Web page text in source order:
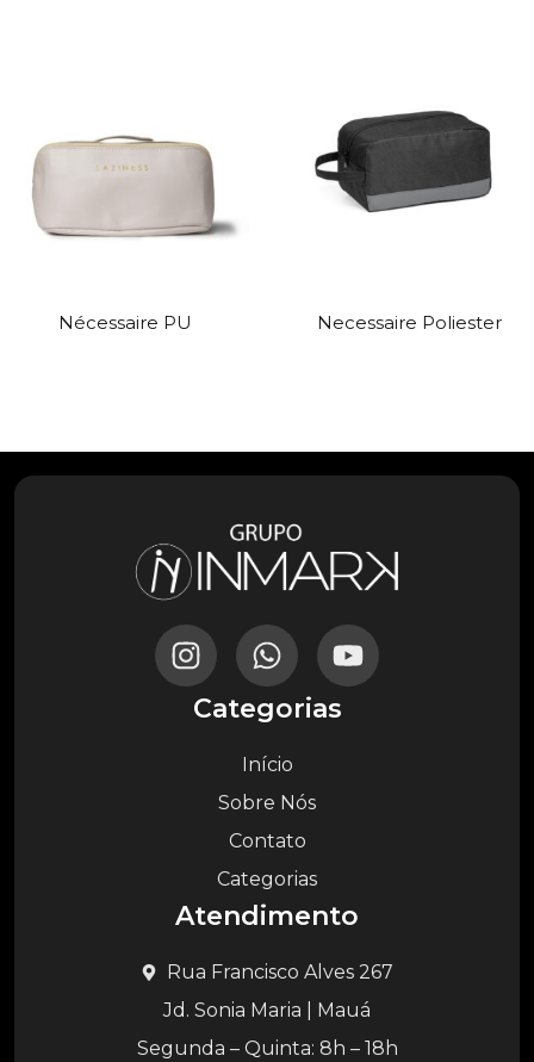
Nécessaire PU Necessaire Poliester
Categorias
Início
Sobre Nós
Contato
Categorias
Atendimento
Rua Francisco Alves 267
Jd. Sonia Maria | Mauá
Segunda – Quinta: 8h – 18h